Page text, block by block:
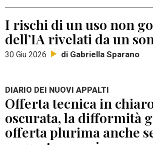
I rischi di un uso non
dell’IA rivelati da un
30 Giu 2026 di Gabriella Sparano
DIARIO DEI NUOVI APPALTI
Offerta tecnica in
oscurata, la difformità
offerta plurima anche